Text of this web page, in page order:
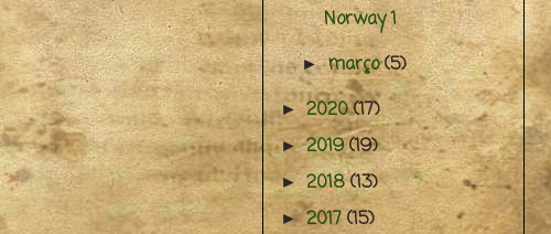
Norway 1
►março(5)
► 2020(17)
►2019(19)
► 2018(13)
► 2017(15)